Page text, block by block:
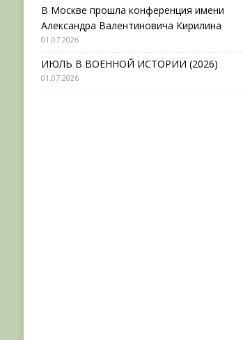
В Москве прошла конференция имени
Александра Валентиновича Кирилина
01.07.2026
ИЮЛЬ В ВОЕННОЙ ИСТОРИИ (2026)
01.07.2026